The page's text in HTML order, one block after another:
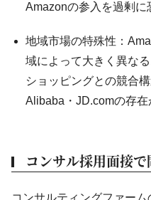
Amazonの参入を過剰に
地域市場の特殊性：
域によって大きく異な
ショッピングとの競合
Alibaba・JD.comの存在
コンサル採用面接
コンサルティングファーム